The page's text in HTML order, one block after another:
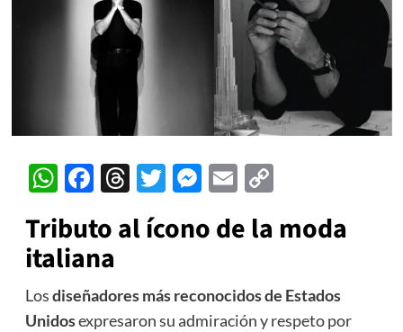
WhatsApp
Facebook
Threads
Twitter
Messenger
EmailCopy
Tributo al ícono de la moda
italiana
Losdiseñadores más reconocidos de Estados
Unidosexpresaron su admiración y respeto por